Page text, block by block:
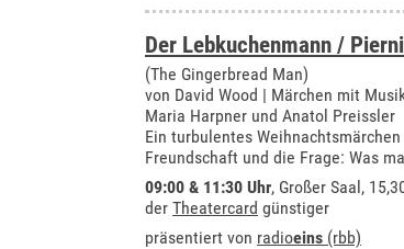
Der Lebkuchenmann /
(The Gingerbread Man)
von David Wood | Märchen mit
Maria Harpner und Anatol Preissler
Ein turbulentes
Freundschaft und die Frage: Was
09:00 & 11:30 Uhr, Großer Saal,
der Theatercard günstiger
präsentiert von radioeins (rbb)